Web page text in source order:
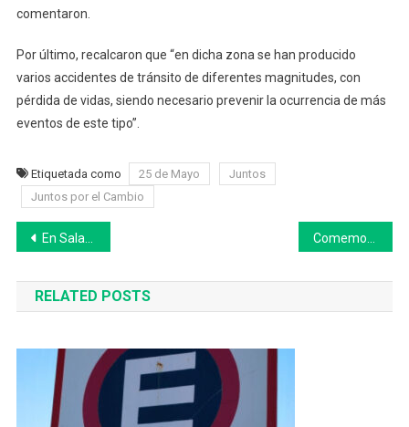
comentaron.
Por último, recalcaron que “en dicha zona se han producido
varios accidentes de tránsito de diferentes magnitudes, con
pérdida de vidas, siendo necesario prevenir la ocurrencia de más
eventos de este tipo”.
Etiquetada como 25 de Mayo
Juntos
Juntos por el Cambio
Navegación
de
entradas
En Saladillo comenzó la construcción del Centro Administrativo Municipal
RELATED POSTS